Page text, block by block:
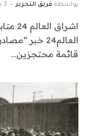
بواسطة فريق التحرير 3 يناير، 2025
العالم24
قائمة محتجزين…